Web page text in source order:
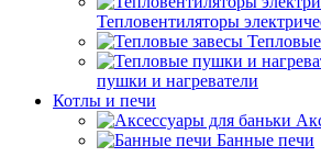
Тепловентиляторы
пушки и нагреватели
Котлы и печи
Банные печи